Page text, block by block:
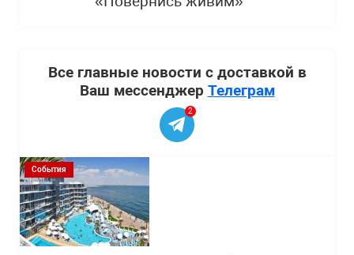
Все главные новости с доставкой в
Ваш мессенджер Телеграм
2
События